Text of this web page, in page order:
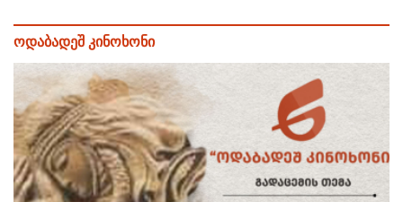
ოდაბადეშ კინოხონი